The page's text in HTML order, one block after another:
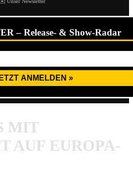
– Release- & Show-Radar
MIT
AUF EUROPA-